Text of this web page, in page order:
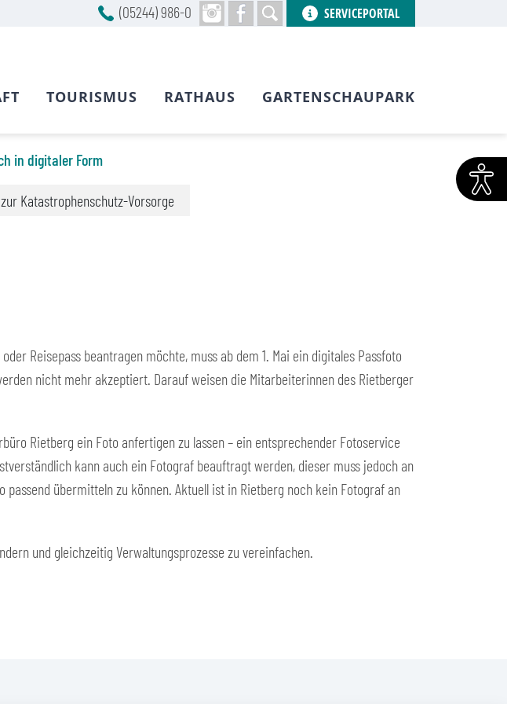
in digitaler Form
Katastrophenschutz-Vorsorge
Reisepass beantragen möchte, muss ab dem 1. Mai ein digitales Passfoto
nicht mehr akzeptiert. Darauf weisen die Mitarbeiterinnen des Rietberger
Rietberg ein Foto anfertigen zu lassen – ein entsprechender Fotoservice
kann auch ein Fotograf beauftragt werden, dieser muss jedoch an
passend übermitteln zu können. Aktuell ist in Rietberg noch kein Fotograf an
und gleichzeitig Verwaltungsprozesse zu vereinfachen.
(05244) 986-0 SERVICEPORTAL
TOURISMUS RATHAUS GARTENSCHAUPARK